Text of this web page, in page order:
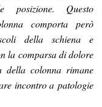
posizione. Questo
comporta però
della schiena e
la comparsa di dolore
colonna rimane
incontro a patologie